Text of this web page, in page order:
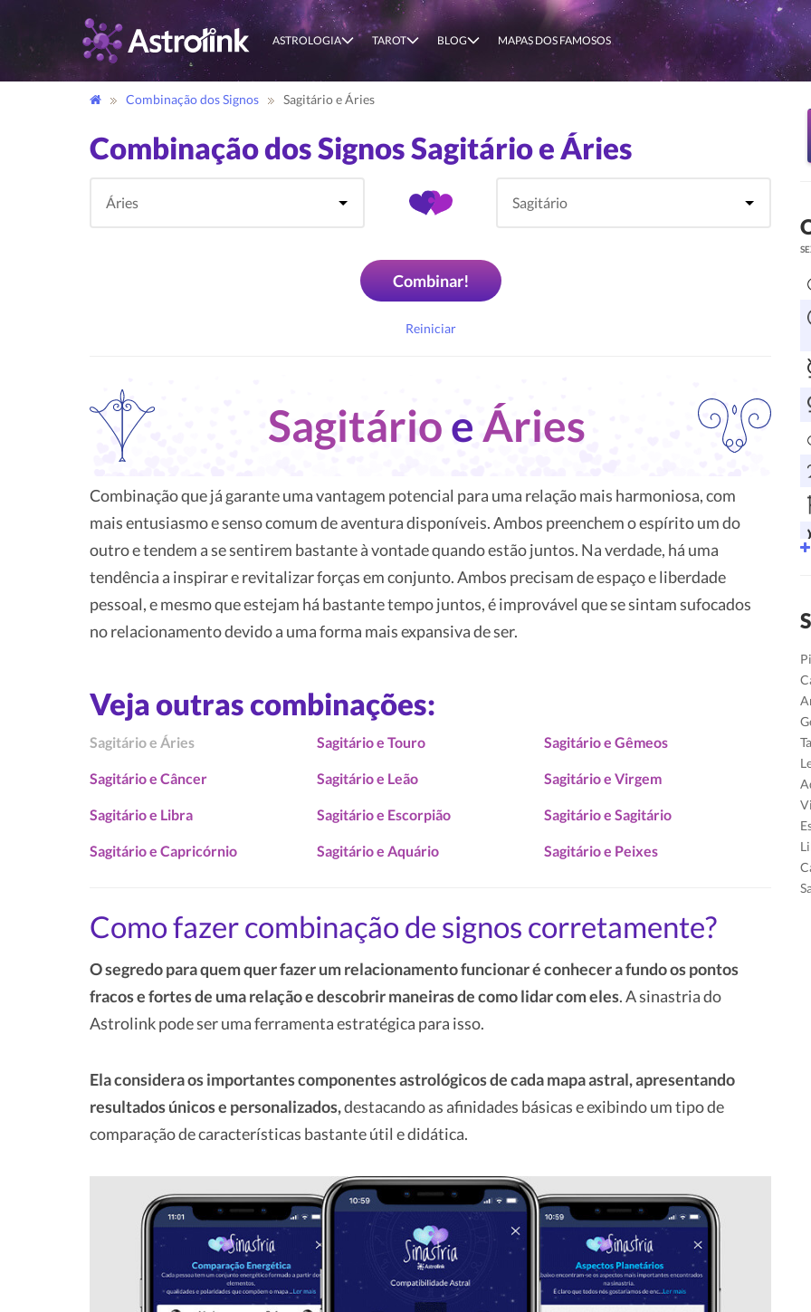
ASTROLOGIA TAROT BLOG MAPAS DOS FAMOSOS
Combinação dos Signos Sagitário e Áries
Combinação dos Signos Sagitário e Áries
Combinar!
Reiniciar
Sagitárioe Áries
Combinação que já garante uma vantagem potencial para uma relação mais harmoniosa, com
mais entusiasmo e senso comum de aventura disponíveis. Ambos preenchem o espírito um do
outro e tendem a se sentirem bastante à vontade quando estão juntos. Na verdade, há uma
tendência a inspirar e revitalizar forças em conjunto. Ambos precisam de espaço e liberdade
pessoal, e mesmo que estejam há bastante tempo juntos, é improvável que se sintam sufocados
no relacionamento devido a uma forma mais expansiva de ser.
Veja outras combinações:
Sagitário e Áries Sagitário e Touro Sagitário e Gêmeos
Sagitário e Câncer Sagitário e Leão Sagitário e Virgem
Sagitário e Libra Sagitário e Escorpião Sagitário e Sagitário
Sagitário e Capricórnio Sagitário e Aquário Sagitário e Peixes
Como fazer combinação de signos corretamente?
O segredo para quem quer fazer um relacionamento funcionar é conhecer a fundo os pontos
fracos e fortes de uma relação e descobrir maneiras de como lidar com eles. A sinastria do
Astrolink pode ser uma ferramenta estratégica para isso.
Ela considera os importantes componentes astrológicos de cada mapa astral, apresentando
resultados únicos e personalizados,destacando as afinidades básicas e exibindo um tipo de
comparação de características bastante útil e didática.